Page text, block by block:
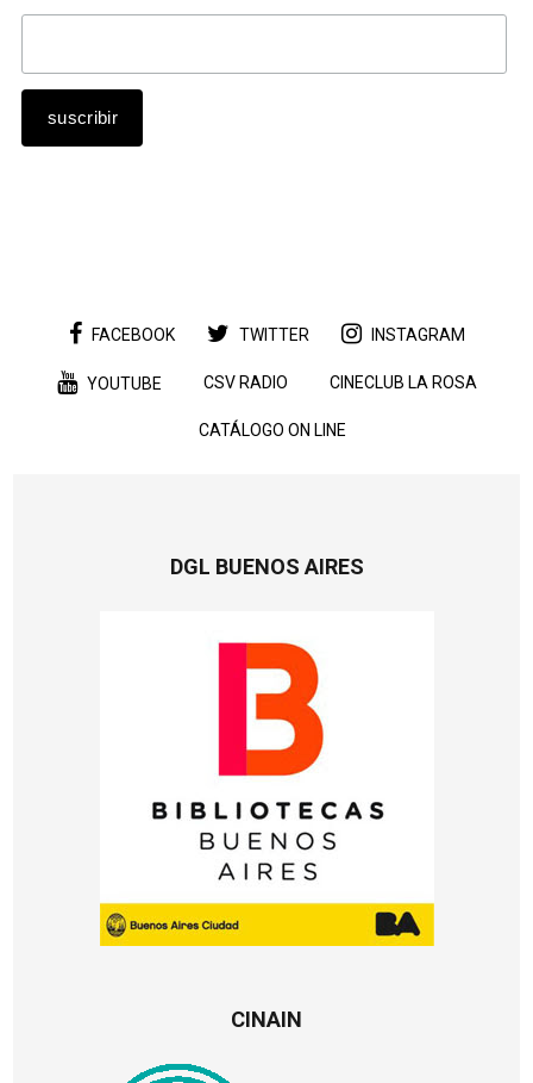
FACEBOOK TWITTER INSTAGRAM
YOUTUBE CSV RADIO CINECLUB LA ROSA
CATÁLOGO ON LINE
DGL BUENOS AIRES
CINAIN